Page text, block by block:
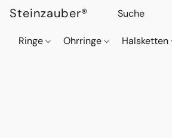
Steinzauber®
Ringe Ohrringe Halsketten